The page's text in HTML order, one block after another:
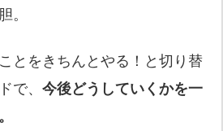
。
とをきちんとやる！と切り替
で、 今後どうしていくかを一